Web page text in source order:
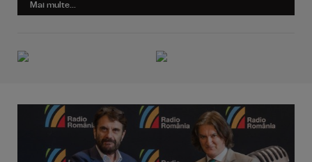
Mai multe...